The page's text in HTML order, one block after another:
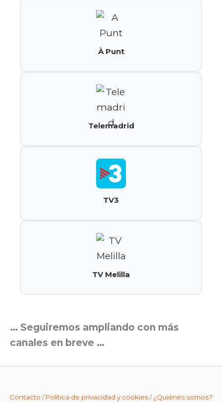
À Punt
Telemadrid
TV3
TV Melilla
… Seguiremos ampliando con más
canales en breve …
Contacto /Política de privacidad y cookies/¿Quiénes somos?